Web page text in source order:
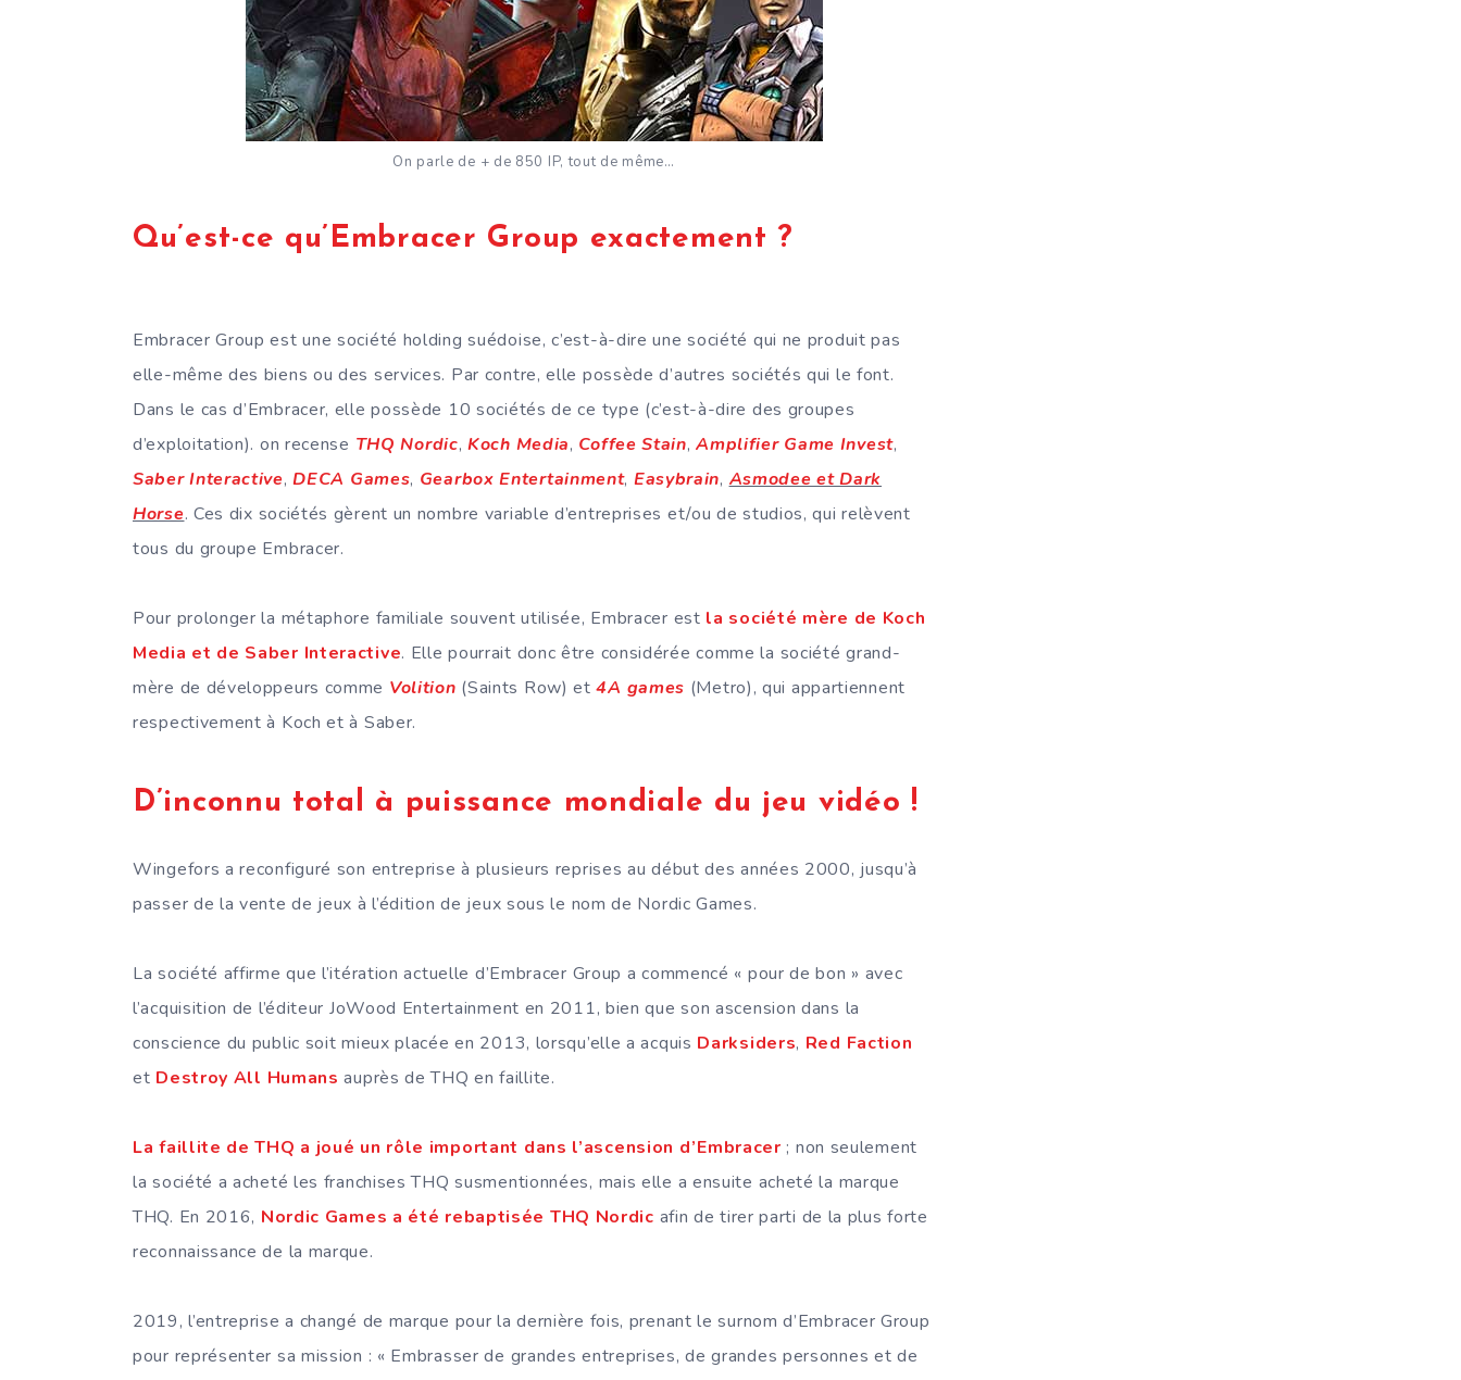
On parle de + de 850 IP, tout de même…
Qu’est-ce qu’Embracer Group exactement ?
Embracer Group est une société holding suédoise, c’est-à-dire une société qui ne produit pas
elle-même des biens ou des services. Par contre, elle possède d’autres sociétés qui le font.
Dans le cas d’Embracer, elle possède 10 sociétés de ce type (c’est-à-dire des groupes
d’exploitation). on recense THQ Nordic,Koch Media, Coffee Stain,Amplifier Game Invest,
Saber Interactive,DECA Games, Gearbox Entertainment, Easybrain, Asmodee et Dark
Horse. Ces dix sociétés gèrent un nombre variable d’entreprises et/ou de studios, qui relèvent
tous du groupe Embracer.
Pour prolonger la métaphore familiale souvent utilisée, Embracer est la société mère de Koch
Media et de Saber Interactive. Elle pourrait donc être considérée comme la société grand-
mère de développeurs comme Volition (Saints Row) et4A games (Metro), qui appartiennent
respectivement à Koch et à Saber.
D’inconnu total à puissance mondiale du jeu vidéo !
Wingefors a reconfiguré son entreprise à plusieurs reprises au début des années 2000, jusqu’à
passer de la vente de jeux à l’édition de jeux sous le nom de Nordic Games.
La société affirme que l’itération actuelle d’Embracer Group a commencé « pour de bon » avec
l’acquisition de l’éditeur JoWood Entertainment en 2011, bien que son ascension dans la
conscience du public soit mieux placée en 2013, lorsqu’elle a acquis Darksiders, Red Faction
et Destroy All Humans auprès de THQ en faillite.
La faillite de THQ a joué un rôle important dans l’ascension d’Embracer ; non seulement
la société a acheté les franchises THQ susmentionnées, mais elle a ensuite acheté la marque
THQ. En 2016, Nordic Games a été rebaptisée THQ Nordic afin de tirer parti de la plus forte
reconnaissance de la marque.
2019, l’entreprise a changé de marque pour la dernière fois, prenant le surnom d’Embracer Group
pour représenter sa mission : « Embrasser de grandes entreprises, de grandes personnes et de